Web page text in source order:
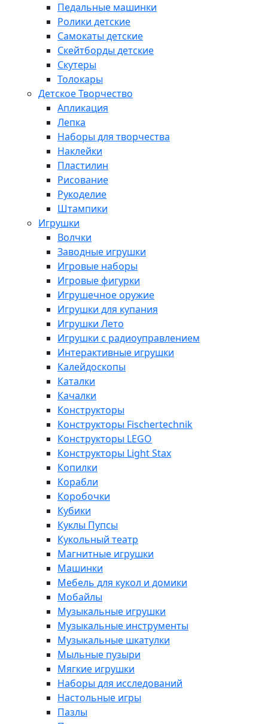
Педальные машинки
Ролики детские
Самокаты детские
Скейтборды детские
Скутеры
Толокары
Детское Творчество
Апликация
Лепка
Наборы для творчества
Наклейки
Пластилин
Рисование
Рукоделие
Штампики
Игрушки
Волчки
Заводные игрушки
Игровые наборы
Игровые фигурки
Игрушечное оружие
Игрушки для купания
Игрушки Лето
Игрушки с радиоуправлением
Интерактивные игрушки
Калейдоскопы
Каталки
Качалки
Конструкторы
Конструкторы Fisсhertechnik
Конструкторы LEGO
Конструкторы Light Stax
Копилки
Корабли
Коробочки
Кубики
Куклы Пупсы
Кукольный театр
Магнитные игрушки
Машинки
Мебель для кукол и домики
Мобайлы
Музыкальные игрушки
Музыкальные инструменты
Музыкальные шкатулки
Мыльные пузыри
Мягкие игрушки
Наборы для исследований
Настольные игры
Пазлы